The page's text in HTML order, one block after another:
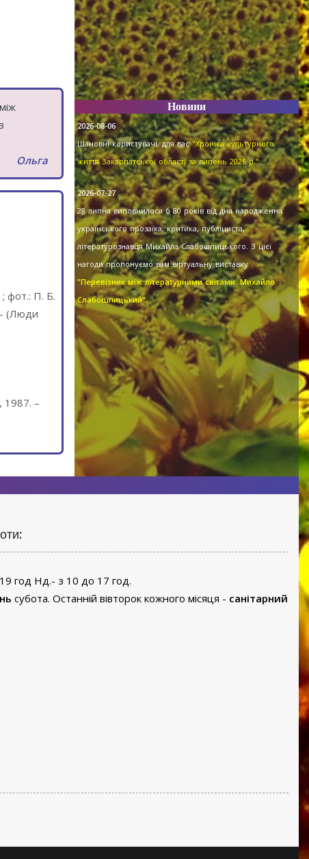
Ольга
; фот.: П. Б.
(Люди
1987. –
Новини
2026-08-06
Шановні користувачі, для вас"Хроніка культурного
життя Закарпатської області за липень 2026 р.".
2026-07-27
28 липня виповнилося б 80 років від дня народження
українського прозаїка, критика, публіциста,
літературознавця Михайла Слабошпицького. З цієї
нагоди пропонуємо вам віртуальну виставку
"Перевізник між літературними світами: Михайло
Слабошпицький".
год Нд.- з 10 до 17 год.
субота. Останній вівторок кожного місяця - санітарний